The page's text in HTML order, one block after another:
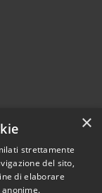
2026 • Comune di
×
strettamente
del sito,
di elaborare